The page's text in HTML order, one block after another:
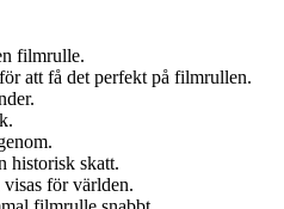
filmrulle.
att få det perfekt på filmrullen.
historisk skatt.
för världen.